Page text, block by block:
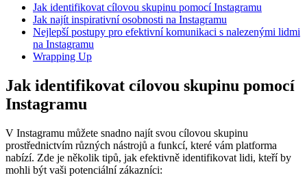
Jak identifikovat cílovou skupinu pomocí Instagramu
Jak najít inspirativní osobnosti na Instagramu
Nejlepší postupy pro efektivní komunikaci s nalezenými lidmi
na Instagramu
Wrapping Up
Jak identifikovat cílovou skupinu pomocí
Instagramu
V Instagramu můžete snadno najít svou cílovou skupinu
prostřednictvím různých nástrojů a funkcí, které vám platforma
nabízí. Zde je několik tipů, jak efektivně identifikovat lidi, kteří by
mohli být vaši potenciální zákazníci: